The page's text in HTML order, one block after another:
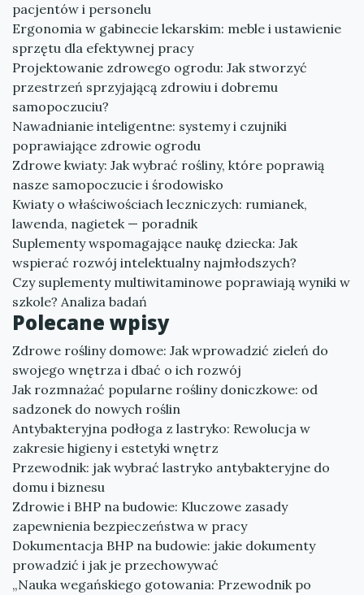
pacjentów i personelu
Ergonomia w gabinecie lekarskim: meble i ustawienie
sprzętu dla efektywnej pracy
Projektowanie zdrowego ogrodu: Jak stworzyć
przestrzeń sprzyjającą zdrowiu i dobremu
samopoczuciu?
Nawadnianie inteligentne: systemy i czujniki
poprawiające zdrowie ogrodu
Zdrowe kwiaty: Jak wybrać rośliny, które poprawią
nasze samopoczucie i środowisko
Kwiaty o właściwościach leczniczych: rumianek,
lawenda, nagietek — poradnik
Suplementy wspomagające naukę dziecka: Jak
wspierać rozwój intelektualny najmłodszych?
Czy suplementy multiwitaminowe poprawiają wyniki w
szkole? Analiza badań
Polecane wpisy
Zdrowe rośliny domowe: Jak wprowadzić zieleń do
swojego wnętrza i dbać o ich rozwój
Jak rozmnażać popularne rośliny doniczkowe: od
sadzonek do nowych roślin
Antybakteryjna podłoga z lastryko: Rewolucja w
zakresie higieny i estetyki wnętrz
Przewodnik: jak wybrać lastryko antybakteryjne do
domu i biznesu
Zdrowie i BHP na budowie: Kluczowe zasady
zapewnienia bezpieczeństwa w pracy
Dokumentacja BHP na budowie: jakie dokumenty
prowadzić i jak je przechowywać
„Nauka wegańskiego gotowania: Przewodnik po